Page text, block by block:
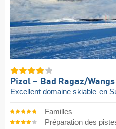
Pizol – Bad Ragaz/​Wangs
Excellent domaine skiable en
Familles
Préparation des